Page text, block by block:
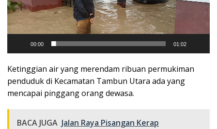
00:00 01:02
Ketinggian air yang merendam ribuan permukiman
penduduk di Kecamatan Tambun Utara ada yang
mencapai pinggang orang dewasa.
BACA JUGA Jalan Raya Pisangan Kerap